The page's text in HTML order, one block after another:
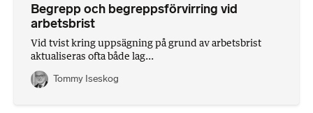
Begrepp och begreppsförvirring vid
arbetsbrist
Vid tvist kring uppsägning på grund av arbetsbrist
aktualiseras ofta både lag...
Tommy Iseskog